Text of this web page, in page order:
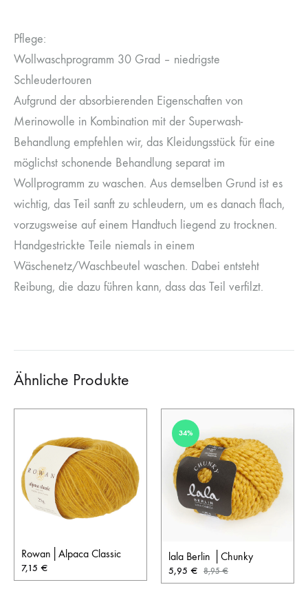
Pflege:
Wollwaschprogramm 30 Grad – niedrigste
Schleudertouren
Aufgrund der absorbierenden Eigenschaften von
Merinowolle in Kombination mit der Superwash-
Behandlung empfehlen wir, das Kleidungsstück für eine
möglichst schonende Behandlung separat im
Wollprogramm zu waschen. Aus demselben Grund ist es
wichtig, das Teil sanft zu schleudern, um es danach flach,
vorzugsweise auf einem Handtuch liegend zu trocknen.
Handgestrickte Teile niemals in einem
Wäschenetz/Waschbeutel waschen. Dabei entsteht
Reibung, die dazu führen kann, dass das Teil verfilzt.
Ähnliche Produkte
Rowan│Alpaca Classic
7,15 €
34%
lala Berlin │Chunky
5,95 € 8,95€